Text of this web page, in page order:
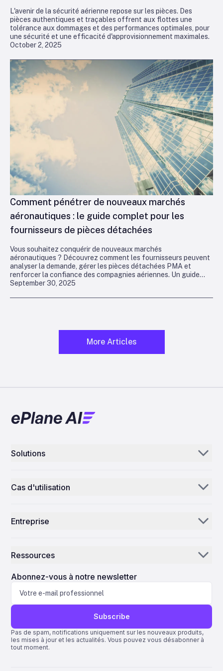
October 2, 2025
L'avenir de la sécurité aérienne repose sur les pièces. Des
pièces authentiques et traçables offrent aux flottes une
tolérance aux dommages et des performances optimales, pour
une sécurité et une efficacité d'approvisionnement maximales.
September 30, 2025
Comment pénétrer de nouveaux marchés
aéronautiques : le guide complet pour les
fournisseurs de pièces détachées
Vous souhaitez conquérir de nouveaux marchés
aéronautiques ? Découvrez comment les fournisseurs peuvent
analyser la demande, gérer les pièces détachées PMA et
renforcer la confiance des compagnies aériennes. Un guide
complet pour une croissance mondiale.
More Articles
Solutions
E-mail IA
Centre de contrôle
Cas d'utilisation
MROs
AEC
Fabrication
Sciences de la vie
Entreprise
Pourquoi ePlane AI
Carrières
Contactez-nous
Ressources
Actualités
Blog
Assistance
Quantum ERP
AMOS ERP
Abonnez-vous à notre newsletter
Subscribe
Pas de spam, notifications uniquement sur les nouveaux produits,
les mises à jour et les actualités. Vous pouvez vous désabonner à
tout moment.